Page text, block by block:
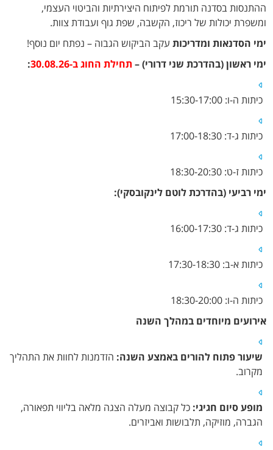
ההתנסות בסדנה תורמת לפיתוח היצירתיות והביטוי העצמי,
ומשפרת יכולות של ריכוז, הקשבה, שפת גוף ועבודת צוות.
ימי הסדנאות ומדריכותעקב הביקוש הגבוה – נפתח יום נוסף!
ימי ראשון (בהדרכת שני דרורי) – תחילת החוג ב-30.08.26 :
כיתות ה-ו: 15:30-17:00
כיתות ג-ד: 17:00-18:30
כיתות ז-ט: 18:30-20:30
ימי רביעי (בהדרכת לוטם לינקובסקי):
כיתות ג-ד: 16:00-17:30
כיתות א-ב: 17:30-18:30
כיתות ה-ו: 18:30-20:00
אירועים מיוחדים במהלך השנה
שיעור פתוח להורים באמצע השנה:הזדמנות לחוות את התהליך
מקרוב.
מופע סיום חגיגי:כל קבוצה מעלה הצגה מלאה בליווי תפאורה,
הגברה, מוזיקה, תלבושות ואביזרים.